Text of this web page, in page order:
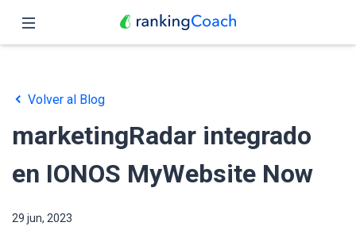
Funciones
Precio
Revendedores
Blog
Volver al Blog
marketingRadar integrado
en IONOS MyWebsite Now
29 jun, 2023